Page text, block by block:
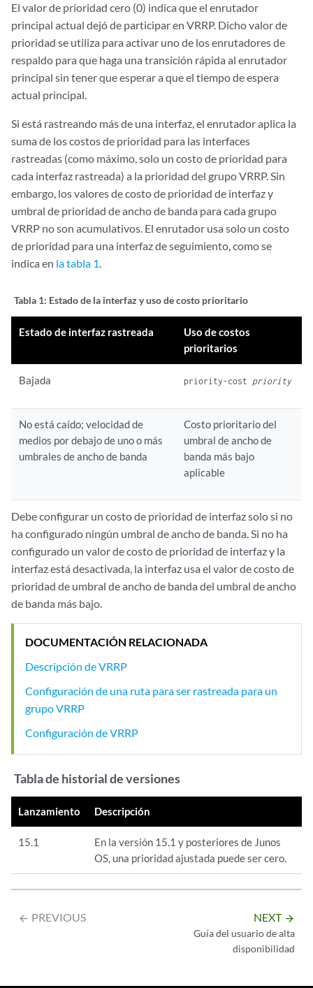
El valor de prioridad cero (0) indica que el enrutador
principal actual dejó de participar en VRRP. Dicho valor de
prioridad se utiliza para activar uno de los enrutadores de
respaldo para que haga una transición rápida al enrutador
principal sin tener que esperar a que el tiempo de espera
actual principal.
Si está rastreando más de una interfaz, el enrutador aplica la
suma de los costos de prioridad para las interfaces
rastreadas (como máximo, solo un costo de prioridad para
cada interfaz rastreada) a la prioridad del grupo VRRP. Sin
embargo, los valores de costo de prioridad de interfaz y
umbral de prioridad de ancho de banda para cada grupo
VRRP no son acumulativos. El enrutador usa solo un costo
de prioridad para una interfaz de seguimiento, como se
indica en la tabla 1.
Tabla 1: Estadode la interfaz y uso de costo prioritario
Estado de interfaz rastreada
Uso de costos
prioritarios
Bajada priority-cost priority
No está caído; velocidad de
medios por debajo de uno o más
umbrales de ancho de banda
Costo prioritario del
umbral de ancho de
banda más bajo
aplicable
Debe configurar un costo de prioridad de interfaz solo si no
ha configurado ningún umbral de ancho de banda. Si no ha
configurado un valor de costo de prioridad de interfaz y la
interfaz está desactivada, la interfaz usa el valor de costo de
prioridad de umbral de ancho de banda del umbral de ancho
de banda más bajo.
DOCUMENTACIÓN RELACIONADA
Descripción de VRRP
Configuración de una ruta para ser rastreada para un
grupo VRRP
Configuración de VRRP
Tabla de historial de versiones
Lanzamiento Descripción
15.1
En la versión 15.1 y posteriores de Junos
OS, una prioridad ajustada puede ser cero.
arrow_backward PREVIOUS NEXT arrow_forward
Guía del usuario de alta
disponibilidad